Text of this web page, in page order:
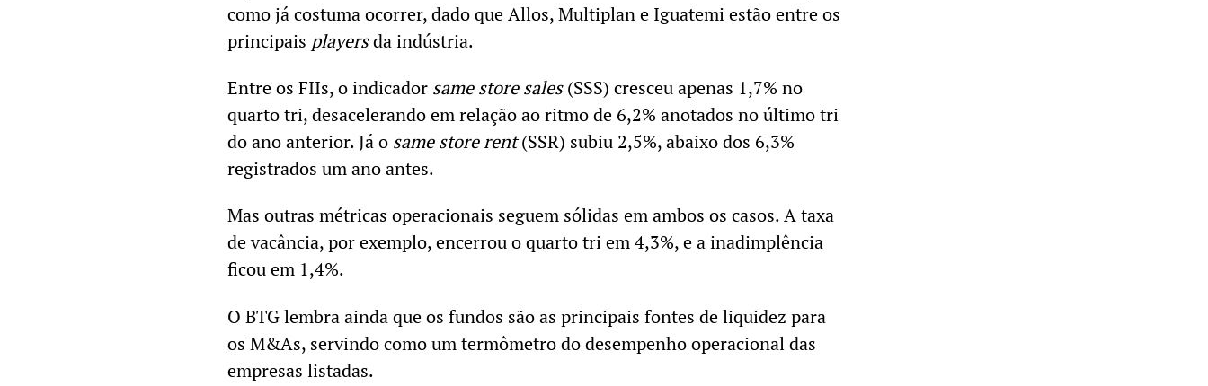
como já costuma ocorrer, dado que Allos, Multiplan e Iguatemi estão entre os
principais playersda indústria.
Entre os FIIs, o indicador same store sales(SSS) cresceu apenas 1,7% no
quarto tri, desacelerando em relação ao ritmo de 6,2% anotados no último tri
do ano anterior. Já o same store rent(SSR) subiu 2,5%, abaixo dos 6,3%
registrados um ano antes.
Mas outras métricas operacionais seguem sólidas em ambos os casos. A taxa
de vacância, por exemplo, encerrou o quarto tri em 4,3%, e a inadimplência
ficou em 1,4%.
O BTG lembra ainda que os fundos são as principais fontes de liquidez para
os M&As, servindo como um termômetro do desempenho operacional das
empresas listadas.